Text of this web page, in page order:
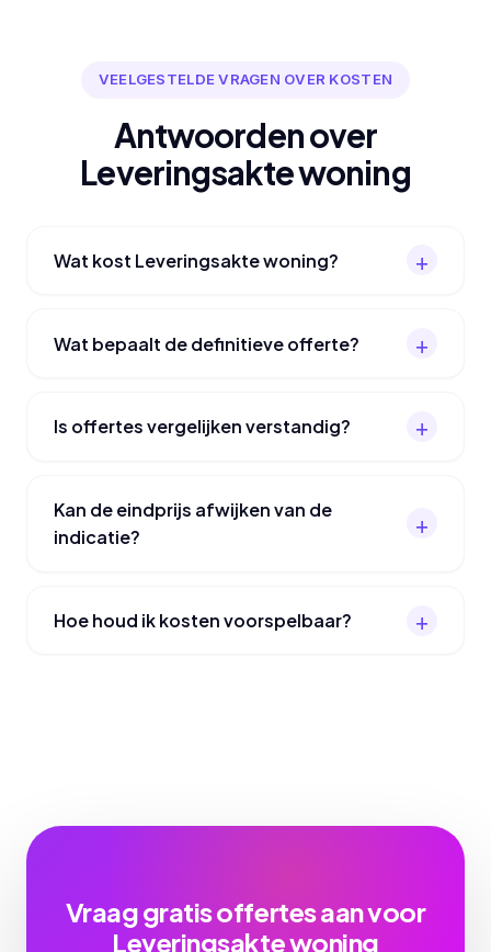
VEELGESTELDE VRAGEN OVER KOSTEN
Antwoorden over
Leveringsakte woning
Wat kost Leveringsakte woning?
Wat bepaalt de definitieve offerte?
Is offertes vergelijken verstandig?
Kan de eindprijs afwijken van de
indicatie?
Hoe houd ik kosten voorspelbaar?
Vraag gratis offertes aan voor
Leveringsakte woning